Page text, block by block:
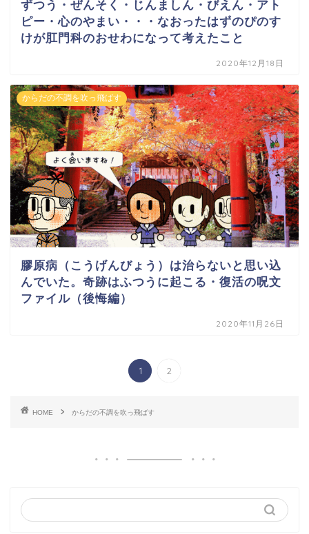
ずつう・ぜんそく・じんましん・びえん・アト
ピー・心のやまい・・・なおったはずのぴのす
けが肛門科のおせわになって考えたこと
2020年12月18日
からだの不調を吹っ飛ばす
膠原病（こうげんびょう）は治らないと思い込
んでいた。奇跡はふつうに起こる・復活の呪文
ファイル（後悔編）
2020年11月26日
1 2
HOME からだの不調を吹っ飛ばす